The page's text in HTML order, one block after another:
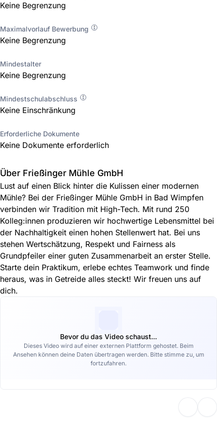
Keine Begrenzung
Maximalvorlauf Bewerbung
Keine Begrenzung
Mindestalter
Keine Begrenzung
Mindestschulabschluss
Keine Einschränkung
Erforderliche Dokumente
Keine Dokumente erforderlich
Über Frießinger Mühle GmbH
Lust auf einen Blick hinter die Kulissen einer modernen
Mühle? Bei der Frießinger Mühle GmbH in Bad Wimpfen
verbinden wir Tradition mit High-Tech. Mit rund 250
Kolleg:innen produzieren wir hochwertige Lebensmittel bei
der Nachhaltigkeit einen hohen Stellenwert hat. Bei uns
stehen Wertschätzung, Respekt und Fairness als
Grundpfeiler einer guten Zusammenarbeit an erster Stelle.
Starte dein Praktikum, erlebe echtes Teamwork und finde
heraus, was in Getreide alles steckt! Wir freuen uns auf
dich.
Bevor du das Video schaust...
Dieses Video wird auf einer externen Plattform gehostet. Beim
Ansehen können deine Daten übertragen werden. Bitte stimme zu, um
fortzufahren.